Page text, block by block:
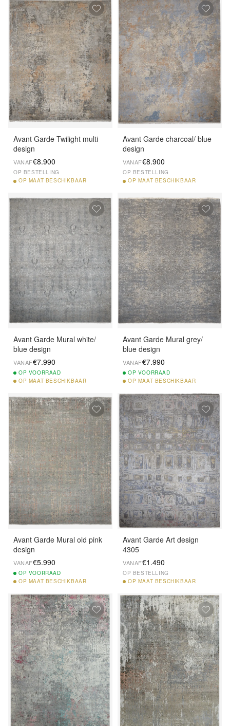
Avant Garde Twilight multi
design
VANAF€8.900
OP BESTELLING
OP MAAT BESCHIKBAAR
Avant Garde charcoal/ blue
design
VANAF€8.900
OP BESTELLING
OP MAAT BESCHIKBAAR
Avant Garde Mural white/
blue design
VANAF€7.990
OP VOORRAAD
OP MAAT BESCHIKBAAR
Avant Garde Mural grey/
blue design
VANAF€7.990
OP VOORRAAD
OP MAAT BESCHIKBAAR
Avant Garde Mural old pink
design
VANAF€5.990
OP VOORRAAD
OP MAAT BESCHIKBAAR
Avant Garde Art design
4305
VANAF€1.490
OP BESTELLING
OP MAAT BESCHIKBAAR